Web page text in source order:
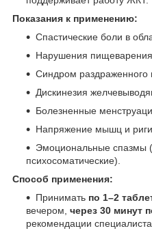
Показания к применению:
Спастические боли в
Нарушения
Синдром раздраженного
Дискинезия
Болезненные
Напряжение мышц и
Эмоциональные спазмы
психосоматические).
Способ применения:
Принимать по 1–2
вечером, через 30 минут
рекомендации